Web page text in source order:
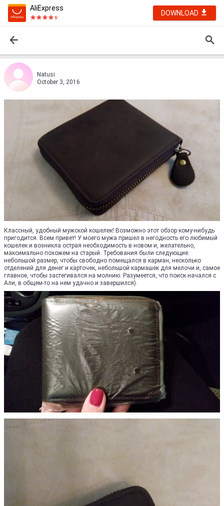
AliExpress
DOWNLOAD
Natusi
October 3, 2016
Классный, удобный мужской кошелек! Возможно этот обзор кому-нибудь
пригодится. Всем привет! У моего мужа пришел в негодность его любимый
кошелек и возникла острая необходимость в новом и, желательно,
максимально похожем на старый. Требования были следующие:
небольшой размер, чтобы свободно помещался в карман, несколько
отделений для денег и карточек, небольшой кармашек для мелочи и, самое
главное, чтобы застегивался на молнию. Разумеется, что поиск начался с
Али, в общем-то на нем удачно и завершился).